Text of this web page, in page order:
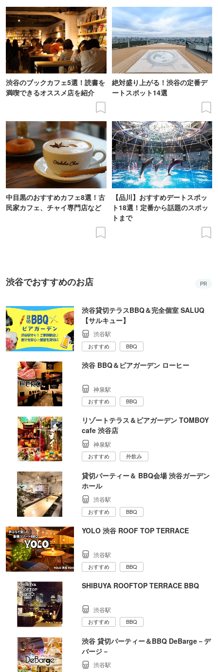
渋谷のブックカフェ5選！読書を
満喫できるオススメ店を紹介
絶対盛り上がる！渋谷の定番デ
ートスポット14選
中目黒のおすすめカフェ8選！古
民家カフェ、チャイ専門店など
【品川】おすすめデートスポッ
ト18選！定番から話題のスポッ
トまで
渋谷でおすすめのお店 PR
渋谷貸切テラスBBQ＆完全個室 SALUQ
【サルキュー】
渋谷駅
おすすめ BBQ
渋谷 BBQ＆ビアガーデン ローヒー
神泉駅
おすすめ BBQ
リゾートテラス＆ビアガーデン TOMBOY
cafe 渋谷店
神泉駅
おすすめ 外飲み
貸切パーティー＆ BBQ会場 渋谷ガーデン
ホール
渋谷駅
おすすめ BBQ
YOLO 渋谷 ROOF TOP TERRACE
渋谷駅
おすすめ BBQ
SHIBUYA ROOFTOP TERRACE BBQ
渋谷駅
おすすめ BBQ
渋谷 貸切パーティー＆BBQ DeBarge－デ
バージ－
渋谷駅